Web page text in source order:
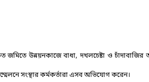
উন্নয়নকাজে বাধা, দখলচেষ্টা ও
সংস্থার কর্মকর্তারা এসব অভিযোগ করেন।